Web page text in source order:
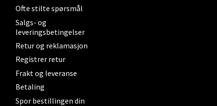
Ofte stilte spørsmål
Salgs- og
leveringsbetingelser
Retur og reklamasjon
Registrer retur
Frakt og leveranse
Betaling
Spor bestillingen din
Lillehammer - Strandtorget
Strandtorget, 2609 Lillehammer
Åpent i dag 09-20